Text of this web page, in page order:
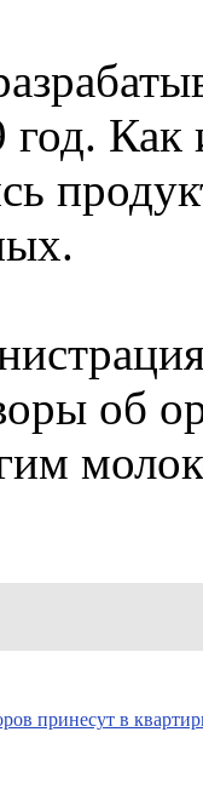
год. Как
об
принесут в